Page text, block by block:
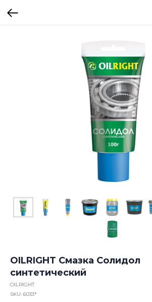
OILRIGHT Смазка Солидол
синтетический
OILRIGHT
SKU: 6033*